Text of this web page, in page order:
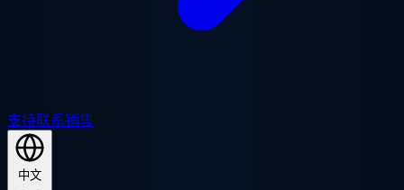
支持联系销售
中文